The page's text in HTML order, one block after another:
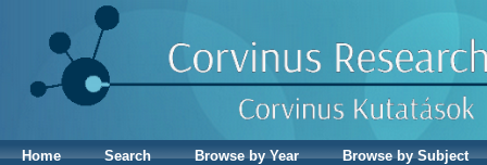
Home Search Browse by Year
Browse by Subject